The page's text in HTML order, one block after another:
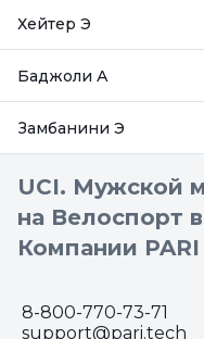
Хейтер Э
Баджоли А
Замбанини Э
UCI. Мужской
на Велоспорт
Компании PARI
8-800-770-73-71
support@pari.tech